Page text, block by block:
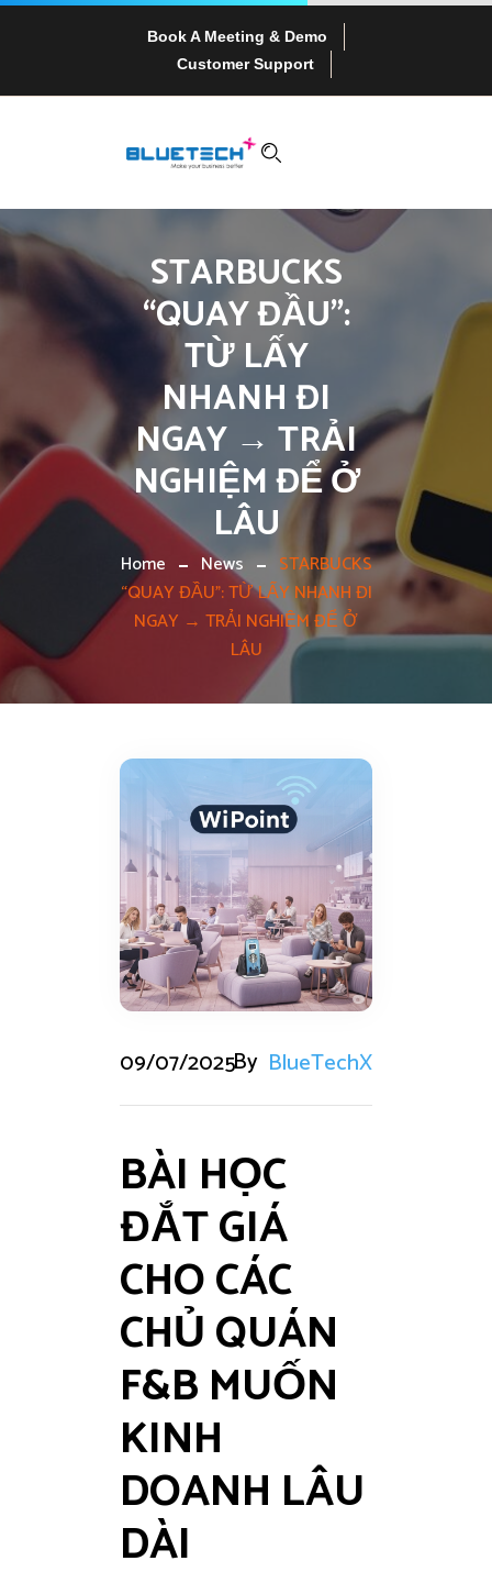
Book A Meeting & Demo
Customer Support
STARBUCKS
“QUAY ĐẦU”:
TỪ LẤY
NHANH ĐI
NGAY → TRẢI
NGHIỆM ĐỂ Ở
LÂU
Home News
STARBUCKS
“QUAY ĐẦU”: TỪ LẤY NHANH ĐI
NGAY → TRẢI NGHIỆM ĐỂ Ở
LÂU
09/07/2025By BlueTechX
BÀI HỌC
ĐẮT GIÁ
CHO CÁC
CHỦ QUÁN
F&B MUỐN
KINH
DOANH LÂU
DÀI